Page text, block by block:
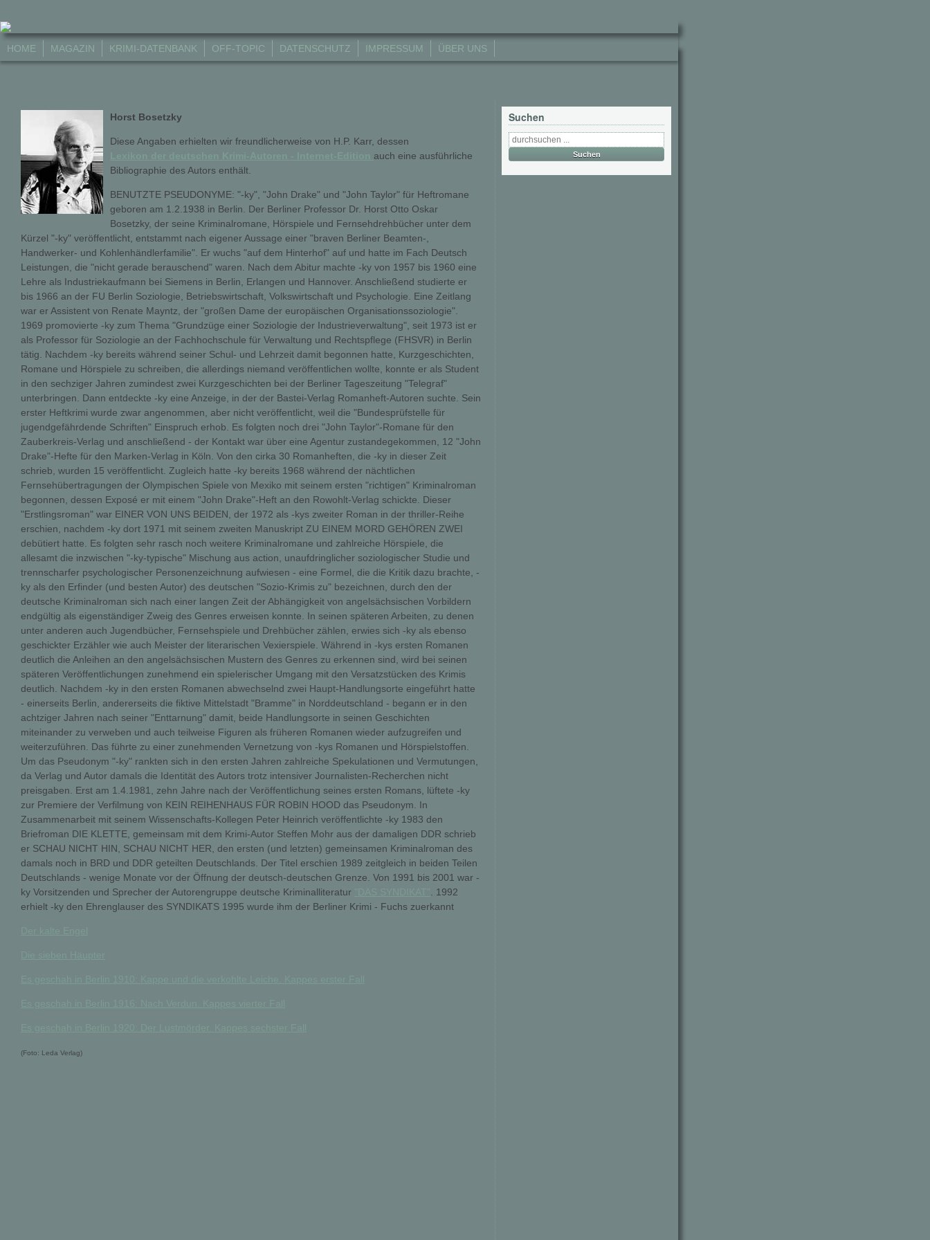
HOME MAGAZIN KRIMI-DATENBANK OFF-TOPIC DATENSCHUTZ IMPRESSUM ÜBER UNS
Horst Bosetzky
Diese Angaben erhielten wir freundlicherweise von H.P. Karr, dessen
Lexikon der deutschen Krimi-Autoren - Internet-Edition auch eine ausführliche
Bibliographie des Autors enthält.
BENUTZTE PSEUDONYME: "-ky", "John Drake" und "John Taylor" für Heftromane
geboren am 1.2.1938 in Berlin. Der Berliner Professor Dr. Horst Otto Oskar
Bosetzky, der seine Kriminalromane, Hörspiele und Fernsehdrehbücher unter dem
Kürzel "-ky" veröffentlicht, entstammt nach eigener Aussage einer "braven Berliner Beamten-,
Handwerker- und Kohlenhändlerfamilie". Er wuchs "auf dem Hinterhof" auf und hatte im Fach Deutsch
Leistungen, die "nicht gerade berauschend" waren. Nach dem Abitur machte -ky von 1957 bis 1960 eine
Lehre als Industriekaufmann bei Siemens in Berlin, Erlangen und Hannover. Anschließend studierte er
bis 1966 an der FU Berlin Soziologie, Betriebswirtschaft, Volkswirtschaft und Psychologie. Eine Zeitlang
war er Assistent von Renate Mayntz, der "großen Dame der europäischen Organisationssoziologie".
1969 promovierte -ky zum Thema "Grundzüge einer Soziologie der Industrieverwaltung", seit 1973 ist er
als Professor für Soziologie an der Fachhochschule für Verwaltung und Rechtspflege (FHSVR) in Berlin
tätig. Nachdem -ky bereits während seiner Schul- und Lehrzeit damit begonnen hatte, Kurzgeschichten,
Romane und Hörspiele zu schreiben, die allerdings niemand veröffentlichen wollte, konnte er als Student
in den sechziger Jahren zumindest zwei Kurzgeschichten bei der Berliner Tageszeitung "Telegraf"
unterbringen. Dann entdeckte -ky eine Anzeige, in der der Bastei-Verlag Romanheft-Autoren suchte. Sein
erster Heftkrimi wurde zwar angenommen, aber nicht veröffentlicht, weil die "Bundesprüfstelle für
jugendgefährdende Schriften" Einspruch erhob. Es folgten noch drei "John Taylor"-Romane für den
Zauberkreis-Verlag und anschließend - der Kontakt war über eine Agentur zustandegekommen, 12 "John
Drake"-Hefte für den Marken-Verlag in Köln. Von den cirka 30 Romanheften, die -ky in dieser Zeit
schrieb, wurden 15 veröffentlicht. Zugleich hatte -ky bereits 1968 während der nächtlichen
Fernsehübertragungen der Olympischen Spiele von Mexiko mit seinem ersten "richtigen" Kriminalroman
begonnen, dessen Exposé er mit einem "John Drake"-Heft an den Rowohlt-Verlag schickte. Dieser
"Erstlingsroman" war EINER VON UNS BEIDEN, der 1972 als -kys zweiter Roman in der thriller-Reihe
erschien, nachdem -ky dort 1971 mit seinem zweiten Manuskript ZU EINEM MORD GEHÖREN ZWEI
debütiert hatte. Es folgten sehr rasch noch weitere Kriminalromane und zahlreiche Hörspiele, die
allesamt die inzwischen "-ky-typische" Mischung aus action, unaufdringlicher soziologischer Studie und
trennscharfer psychologischer Personenzeichnung aufwiesen - eine Formel, die die Kritik dazu brachte, -
ky als den Erfinder (und besten Autor) des deutschen "Sozio-Krimis zu" bezeichnen, durch den der
deutsche Kriminalroman sich nach einer langen Zeit der Abhängigkeit von angelsächsischen Vorbildern
endgültig als eigenständiger Zweig des Genres erweisen konnte. In seinen späteren Arbeiten, zu denen
unter anderen auch Jugendbücher, Fernsehspiele und Drehbücher zählen, erwies sich -ky als ebenso
geschickter Erzähler wie auch Meister der literarischen Vexierspiele. Während in -kys ersten Romanen
deutlich die Anleihen an den angelsächsischen Mustern des Genres zu erkennen sind, wird bei seinen
späteren Veröffentlichungen zunehmend ein spielerischer Umgang mit den Versatzstücken des Krimis
deutlich. Nachdem -ky in den ersten Romanen abwechselnd zwei Haupt-Handlungsorte eingeführt hatte
- einerseits Berlin, andererseits die fiktive Mittelstadt "Bramme" in Norddeutschland - begann er in den
achtziger Jahren nach seiner "Enttarnung" damit, beide Handlungsorte in seinen Geschichten
miteinander zu verweben und auch teilweise Figuren als früheren Romanen wieder aufzugreifen und
weiterzuführen. Das führte zu einer zunehmenden Vernetzung von -kys Romanen und Hörspielstoffen.
Um das Pseudonym "-ky" rankten sich in den ersten Jahren zahlreiche Spekulationen und Vermutungen,
da Verlag und Autor damals die Identität des Autors trotz intensiver Journalisten-Recherchen nicht
preisgaben. Erst am 1.4.1981, zehn Jahre nach der Veröffentlichung seines ersten Romans, lüftete -ky
zur Premiere der Verfilmung von KEIN REIHENHAUS FÜR ROBIN HOOD das Pseudonym. In
Zusammenarbeit mit seinem Wissenschafts-Kollegen Peter Heinrich veröffentlichte -ky 1983 den
Briefroman DIE KLETTE, gemeinsam mit dem Krimi-Autor Steffen Mohr aus der damaligen DDR schrieb
er SCHAU NICHT HIN, SCHAU NICHT HER, den ersten (und letzten) gemeinsamen Kriminalroman des
damals noch in BRD und DDR geteilten Deutschlands. Der Titel erschien 1989 zeitgleich in beiden Teilen
Deutschlands - wenige Monate vor der Öffnung der deutsch-deutschen Grenze. Von 1991 bis 2001 war -
ky Vorsitzenden und Sprecher der Autorengruppe deutsche Kriminalliteratur
. 1992
erhielt -ky den Ehrenglauser des SYNDIKATS 1995 wurde ihm der Berliner Krimi - Fuchs zuerkannt
(Foto: Leda Verlag)
Suchen